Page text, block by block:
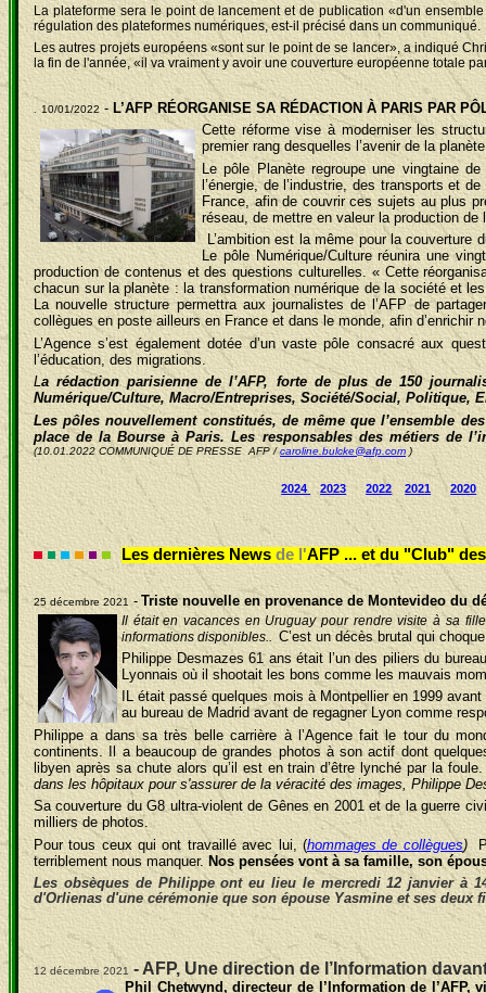
La plateforme sera le point de lancement et de publication «d'un
régulation des plateformes numériques, est-il précisé dans un communiqué.
Les autres projets européens «sont sur le point de se lancer», a indiqué
la fin de l'année, «il va vraiment y avoir une couverture européenne totale
10/01/2022 - L’AFP RÉORGANISE SA RÉDACTION À PARIS PAR
Cette réforme vise à moderniser les
premier rang desquelles l’avenir de la
Le pôle Planète regroupe une vingtaine
l’énergie, de l’industrie, des transports et
France, afin de couvrir ces sujets au plus
réseau, de mettre en valeur la production de
L’ambition est la même pour la
Le pôle Numérique/Culture réunira une
production de contenus et des questions culturelles. « Cette
chacun sur la planète : la transformation numérique de la société et
La nouvelle structure permettra aux journalistes de l’AFP de
collègues en poste ailleurs en France et dans le monde, afin
L’Agence s’est également dotée d’un vaste pôle consacré aux
l’éducation, des migrations.
La rédaction parisienne de l’AFP, forte de plus de 150
Numérique/Culture, Macro/Entreprises, Société/Social, Politique,
Les pôles nouvellement constitués, de même que l’ensemble
place de la Bourse à Paris. Les responsables des métiers de
(10.01.2022 COMMUNIQUÉ DE PRESSE AFP /caroline.bulcke@afp.com )
2024 2023 2022 2021 2020
Les dernières News de l'AFP ... et du "Club"
25 décembre 2021 - Triste nouvelle en provenance de Montevideo du
Il était en vacances en Uruguay pour rendre visite à sa
informations disponibles..C’est un décès brutal qui
Philippe Desmazes 61 ans était l’un des piliers du
Lyonnais où il shootait les bons comme les mauvais
IL était passé quelques mois à Montpellier en 1999
au bureau de Madrid avant de regagner Lyon comme
Philippe a dans sa très belle carrière à l’Agence fait le tour du
continents. Il a beaucoup de grandes photos à son actif dont
libyen après sa chute alors qu’il est en train d’être lynché par la foule.
dans les hôpitaux pour s'assurer de la véracité des images, Philippe
Sa couverture du G8 ultra-violent de Gênes en 2001 et de la guerre
milliers de photos.
Pour tous ceux qui ont travaillé avec lui, (hommages de collègues)
terriblement nous manquer.Nos pensées vont à sa famille, son
Les obsèques de Philippe ont eu lieu le mercredi 12 janvier à
d'Orlienas d'une cérémonie que son épouse Yasmine et ses
12 décembre 2021 - AFP, Une direction de l’Information
Phil Chetwynd, directeur de l’Information de